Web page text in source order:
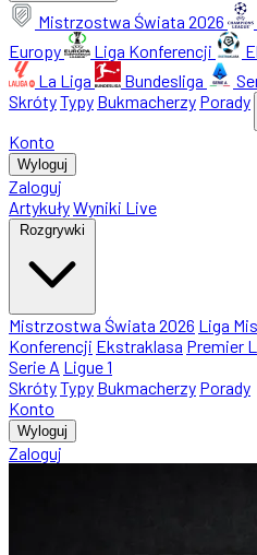
Mistrzostwa Świata 2026
Europy
Liga Konferencji
La Liga
Bundesliga
SkrótyTypy Bukmacherzy Porady
Konto
Wyloguj
Zaloguj
ArtykułyWyniki Live
Rozgrywki
Mistrzostwa Świata 2026 Liga
Konferencji Ekstraklasa Premier
Serie A Ligue 1
SkrótyTypy Bukmacherzy Porady
Konto
Wyloguj
Zaloguj